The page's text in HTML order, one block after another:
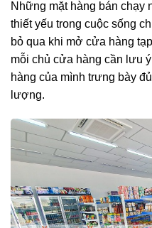
Những mặt hàng bán chạy
thiết yếu trong cuộc sống
bỏ qua khi mở cửa hàng
mỗi chủ cửa hàng cần lưu
hàng của mình trưng bày
lượng.